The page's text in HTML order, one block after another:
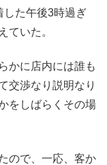
した午後3時過ぎ
ていた。
かに店内には誰も
交渉なり説明なり
をしばらくその場
ので、一応、客か